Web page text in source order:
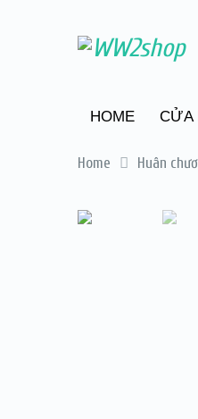
HOME CỬA
Home Huân